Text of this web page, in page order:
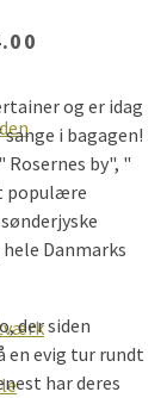
og er idag
i bagagen!
Rosernes by", "
populære
Danmarks
der siden
en evig tur rundt
har deres